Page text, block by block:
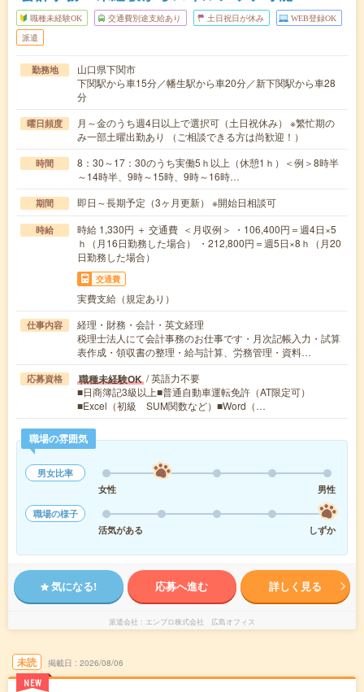
職種未経験OK 交通費別途支給あり 土日祝日が休み WEB登録OK
派遣
勤務地
山口県下関市
下関駅から車15分／幡生駅から車20分／新下関駅から車28
分
曜日頻度
月～金のうち週4日以上で選択可（土日祝休み） ※繁忙期の
み一部土曜出勤あり （ご相談できる方は尚歓迎！）
時間
8：30～17：30のうち実働5ｈ以上（休憩1ｈ）＜例＞8時半
～14時半、9時～15時、9時～16時…
期間 即日～長期予定（3ヶ月更新） ※開始日相談可
時給
時給 1,330円 ＋ 交通費 ＜月収例＞ ・106,400円＝週4日×5
ｈ（月16日勤務した場合） ・212,800円＝週5日×8ｈ（月20
日勤務した場合）
交通費
実費支給（規定あり）
仕事内容
経理・財務・会計・英文経理
税理士法人にて会計事務のお仕事です・月次記帳入力・試算
表作成・領収書の整理・給与計算、労務管理・資料…
応募資格 職種未経験OK / 英語力不要
■日商簿記3級以上■普通自動車運転免許（AT限定可）
■Excel（初級 SUM関数など）■Word（…
職場の雰囲気
男女比率
女性
男性
職場の様子
活気がある
しずか
気になる! 応募へ進む 詳しく見る
派遣会社 エンプロ株式会社 広島オフィス
未読
NEW
掲載日 2026/08/06